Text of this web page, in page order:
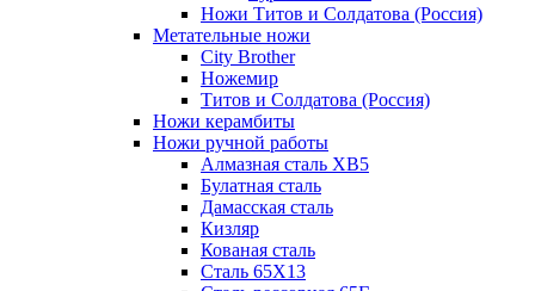
Ножи Титов и Солдатова (Россия)
Метательные ножи
City Brother
Ножемир
Титов и Солдатова (Россия)
Ножи керамбиты
Ножи ручной работы
Алмазная сталь ХВ5
Булатная сталь
Дамасская сталь
Кизляр
Кованая сталь
Сталь 65Х13